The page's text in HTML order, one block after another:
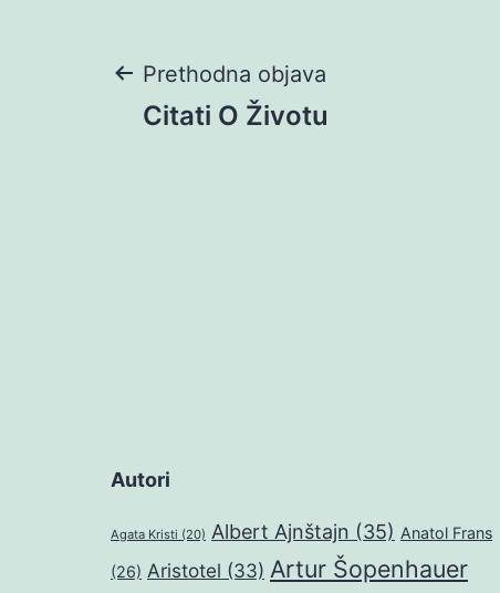
Navigacija
Prethodna objava
Citati O Životu
Autori
Agata Kristi (20) Albert Ajnštajn (35) Anatol Frans
(26) Aristotel (33) Artur Šopenhauer